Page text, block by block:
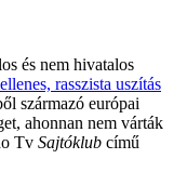
és nem hivatalos
rasszista uszítás
származó európai
ahonnan nem várták
Tv Sajtóklub című